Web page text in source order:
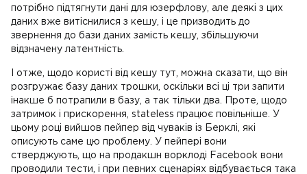
потрібно підтягнути дані для юзерфлову, але деякі з цих
даних вже витіснилися з кешу, і це призводить до
звернення до бази даних замість кешу, збільшуючи
відзначену латентність.
І отже, щодо користі від кешу тут, можна сказати, що він
розгружає базу даних трошки, оскільки всі ці три запити
інакше б потрапили в базу, а так тільки два. Проте, щодо
затримок і прискорення, stateless працює повільніше. У
цьому році вийшов пейпер від чуваків із Берклі, які
описують саме цю проблему. У пейпері вони
стверджують, що на продакшн ворклоді Facebook вони
проводили тести, і при певних сценаріях відбувається така